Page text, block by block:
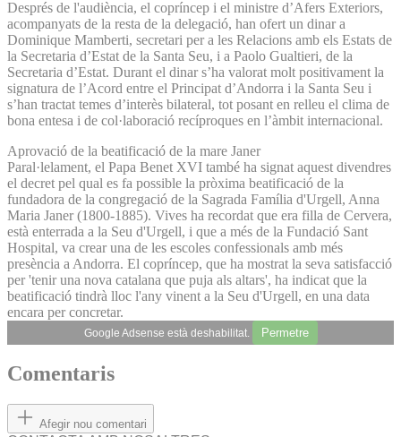
Després de l'audiència, el copríncep i el ministre d’Afers Exteriors,
acompanyats de la resta de la delegació, han ofert un dinar a
Dominique Mamberti, secretari per a les Relacions amb els Estats de
la Secretaria d’Estat de la Santa Seu, i a Paolo Gualtieri, de la
Secretaria d’Estat. Durant el dinar s’ha valorat molt positivament la
signatura de l’Acord entre el Principat d’Andorra i la Santa Seu i
s’han tractat temes d’interès bilateral, tot posant en relleu el clima de
bona entesa i de col·laboració recíproques en l’àmbit internacional.
Aprovació de la beatificació de la mare Janer
Paral·lelament, el Papa Benet XVI també ha signat aquest divendres
el decret pel qual es fa possible la pròxima beatificació de la
fundadora de la congregació de la Sagrada Família d'Urgell, Anna
Maria Janer (1800-1885). Vives ha recordat que era filla de Cervera,
està enterrada a la Seu d'Urgell, i que a més de la Fundació Sant
Hospital, va crear una de les escoles confessionals amb més
presència a Andorra. El copríncep, que ha mostrat la seva satisfacció
per 'tenir una nova catalana que puja als altars', ha indicat que la
beatificació tindrà lloc l'any vinent a la Seu d'Urgell, en una data
encara per concretar.
Google Adsense està deshabilitat. Permetre
Comentaris
Afegir nou comentari